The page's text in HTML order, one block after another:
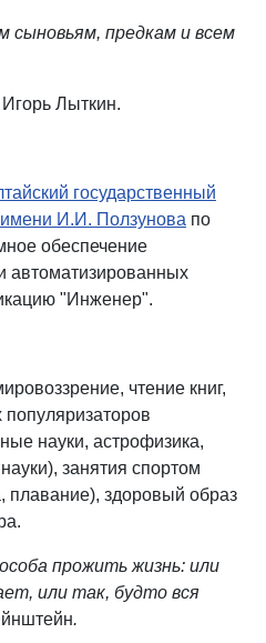
предкам и всем
Лыткин.
государственный
имени И.И. Ползунова по
обеспечение
автоматизированных
"Инженер".
чтение книг,
науки, астрофизика,
занятия спортом
плавание), здоровый образ
прожить жизнь: или
или так, будто вся
.